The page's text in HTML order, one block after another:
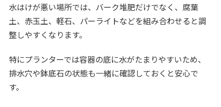
水はけが悪い場所では、バーク堆肥だけでなく、腐葉
土、赤玉土、軽石、パーライトなどを組み合わせると調
整しやすくなります。
特にプランターでは容器の底に水がたまりやすいため、
排水穴や鉢底石の状態も一緒に確認しておくと安心で
す。